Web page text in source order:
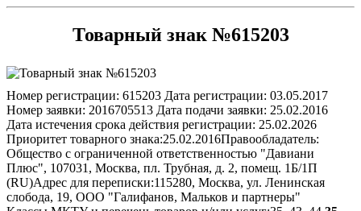
Товарный знак №615203
Номер регистрации: 615203 Дата регистрации: 03.05.2017
Номер заявки: 2016705513 Дата подачи заявки: 25.02.2016
Дата истечения срока действия регистрации: 25.02.2026
Приоритет товарного знака:25.02.2016Правообладатель:
Общество с ограниченной ответственностью "Давиани
Плюс", 107031, Москва, пл. Трубная, д. 2, помещ. 1Б/1П
(RU)Адрес для переписки:115280, Москва, ул. Ленинская
слобода, 19, ООО "Галифанов, Мальков и партнеры"